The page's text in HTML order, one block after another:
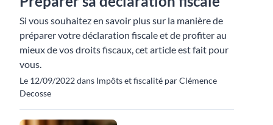
Si vous souhaitez en savoir plus sur la manière de
préparer votre déclaration fiscale et de profiter au
mieux de vos droits fiscaux, cet article est fait pour
vous.
Le 12/09/2022 dans Impôts et fiscalité par Clémence
Decosse